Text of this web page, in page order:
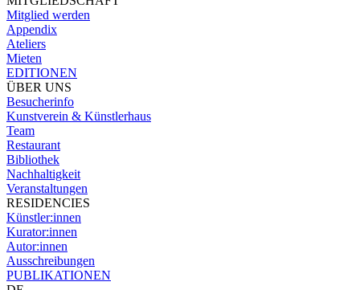
Mitglied werden
Appendix
Ateliers
Mieten
EDITIONEN
ÜBER UNS
Besucherinfo
Kunstverein & Künstlerhaus
Team
Restaurant
Bibliothek
Nachhaltigkeit
Veranstaltungen
RESIDENCIES
Künstler:innen
Kurator:innen
Autor:innen
Ausschreibungen
PUBLIKATIONEN